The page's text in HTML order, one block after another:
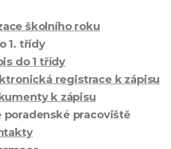
školního roku
1. třídy
do 1 třídy
registrace k zápisu
k zápisu
poradenské pracoviště